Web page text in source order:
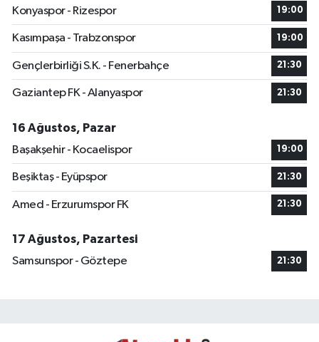
Konyaspor - Rizespor
19:00
Kasımpaşa - Trabzonspor 19:00
Gençlerbirliği S.K. - Fenerbahçe 21:30
Gaziantep FK - Alanyaspor 21:30
16 Ağustos, Pazar
Başakşehir - Kocaelispor
19:00
Beşiktaş - Eyüpspor 21:30
Amed - Erzurumspor FK 21:30
17 Ağustos, Pazartesi
Samsunspor - Göztepe
21:30